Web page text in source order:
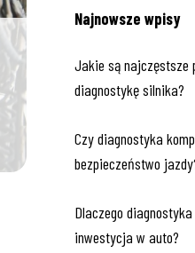
Najnowsze wpisy
Jakie są najczęstsze
diagnostykę silnika?
Czy diagnostyka
bezpieczeństwo
Dlaczego
inwestycja w auto?